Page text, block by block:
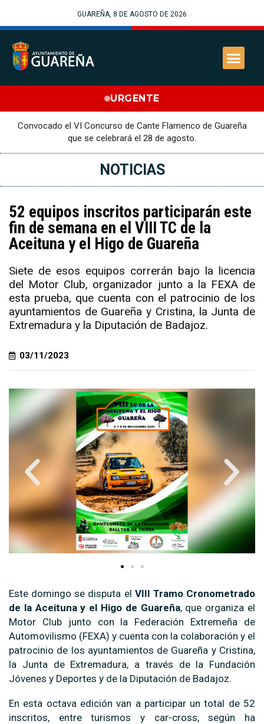
GUAREÑA, 8 DE AGOSTO DE 2026
URGENTE
Convocado el VI Concurso de Cante Flamenco de Guareña
que se celebrará el 28 de agosto.
NOTICIAS
52 equipos inscritos participarán este
fin de semana en el VIII TC de la
Aceituna y el Higo de Guareña
Siete de esos equipos correrán bajo la licencia
del Motor Club, organizador junto a la FEXA de
esta prueba, que cuenta con el patrocinio de los
ayuntamientos de Guareña y Cristina, la Junta de
Extremadura y la Diputación de Badajoz.
03/11/2023
Este domingo se disputa el VIII Tramo Cronometrado
de la Aceituna y el Higo de Guareña, que organiza el
Motor Club junto con la Federación Extremeña de
Automovilismo (FEXA) y cuenta con la colaboración y el
patrocinio de los ayuntamientos de Guareña y Cristina,
la Junta de Extremadura, a través de la Fundación
Jóvenes y Deportes y de la Diputación de Badajoz.
En esta octava edición van a participar un total de 52
inscritos, entre turismos y car-cross, según ha